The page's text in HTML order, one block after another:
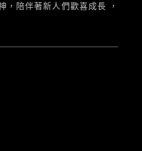
，陪伴著新人們歡喜成長 ，